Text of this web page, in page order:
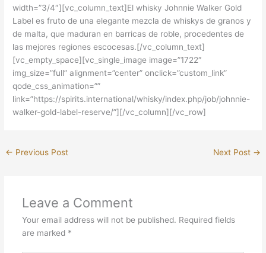
width=”3/4″][vc_column_text]El whisky Johnnie Walker Gold
Label es fruto de una elegante mezcla de whiskys de granos y
de malta, que maduran en barricas de roble, procedentes de
las mejores regiones escocesas.[/vc_column_text]
[vc_empty_space][vc_single_image image=”1722″
img_size=”full” alignment=”center” onclick=”custom_link”
qode_css_animation=””
link=”https://spirits.international/whisky/index.php/job/johnnie-
walker-gold-label-reserve/”][/vc_column][/vc_row]
← Previous Post Next Post →
Leave a Comment
Your email address will not be published. Required fields
are marked *